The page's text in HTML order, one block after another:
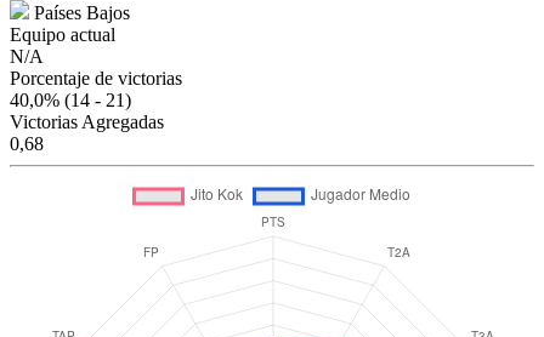
Países Bajos
Equipo actual
N/A
Porcentaje de victorias
40,0% (14 - 21)
Victorias Agregadas
0,68